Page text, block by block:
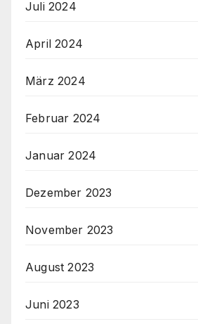
Juli 2024
April 2024
März 2024
Februar 2024
Januar 2024
Dezember 2023
November 2023
August 2023
Juni 2023